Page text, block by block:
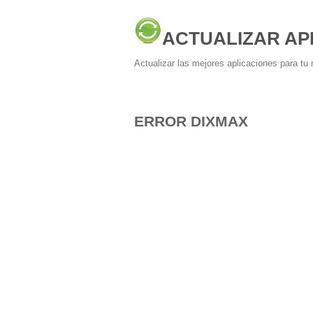
ACTUALIZAR
Actualizar las mejores aplicaciones para tu
ERROR DIXMAX